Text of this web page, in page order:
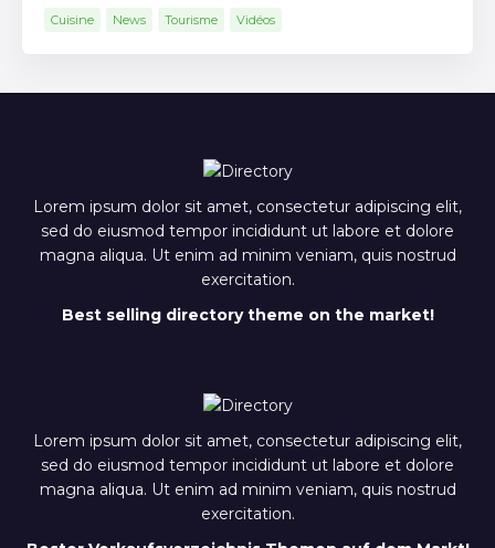
Cuisine News Tourisme Vidéos
Lorem ipsum dolor sit amet, consectetur adipiscing elit,
sed do eiusmod tempor incididunt ut labore et dolore
magna aliqua. Ut enim ad minim veniam, quis nostrud
exercitation.
Best selling directory theme on the market!
Lorem ipsum dolor sit amet, consectetur adipiscing elit,
sed do eiusmod tempor incididunt ut labore et dolore
magna aliqua. Ut enim ad minim veniam, quis nostrud
exercitation.